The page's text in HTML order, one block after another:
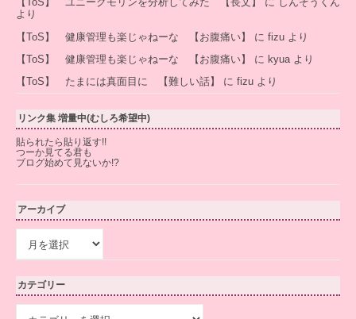
より
【ToS】 健康管理も楽じゃねーな 【お腹痛い】
に fizu より
【ToS】 健康管理も楽じゃねーな 【お腹痛い】
に kyua より
【ToS】 たまには真面目に 【難しい話】
に fizu より
リンク集 増量中(むしろ希望中)
貼られたら貼り返す!!
つーか見てる君も
ブログ始めて見ないか!?
アーカイブ
イ
ブ
カテゴリー